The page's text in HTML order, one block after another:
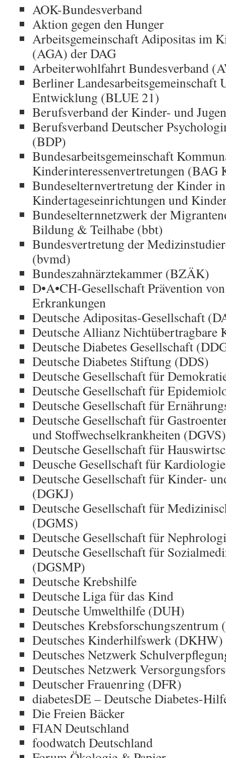
AOK-Bundesverband
Aktion gegen den Hunger
Arbeitsgemeinschaft Adipositas im
(AGA) der DAG
Arbeiterwohlfahrt Bundesverband
Berliner Landesarbeitsgemeinschaft
Entwicklung (BLUE 21)
Berufsverband der Kinder- und
Berufsverband Deutscher
(BDP)
Bundesarbeitsgemeinschaft
Kinderinteressenvertretungen (BAG
Bundeselternvertretung der Kinder in
Kindertageseinrichtungen und
Bundeselternnetzwerk der
Bildung & Teilhabe (bbt)
Bundesvertretung der
(bvmd)
Bundeszahnärztekammer (BZÄK)
D•A•CH-Gesellschaft Prävention
Erkrankungen
Deutsche Adipositas-Gesellschaft
Deutsche Allianz
Deutsche Diabetes Gesellschaft
Deutsche Diabetes Stiftung (DDS)
Deutsche Gesellschaft für
Deutsche Gesellschaft für
Deutsche Gesellschaft für
Deutsche Gesellschaft für
und Stoffwechselkrankheiten
Deutsche Gesellschaft für
Deusche Gesellschaft für
Deutsche Gesellschaft für Kinder-
(DGKJ)
Deutsche Gesellschaft für
(DGMS)
Deutsche Gesellschaft für
Deutsche Gesellschaft für
(DGSMP)
Deutsche Krebshilfe
Deutsche Liga für das Kind
Deutsche Umwelthilfe (DUH)
Deutsches
Deutsches Kinderhilfswerk
Deutsches Netzwerk
Deutsches Netzwerk
Deutscher Frauenring (DFR)
diabetesDE – Deutsche Diabetes-
Die Freien Bäcker
FIAN Deutschland
foodwatch Deutschland